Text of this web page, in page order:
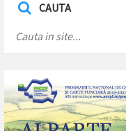
CAUTA